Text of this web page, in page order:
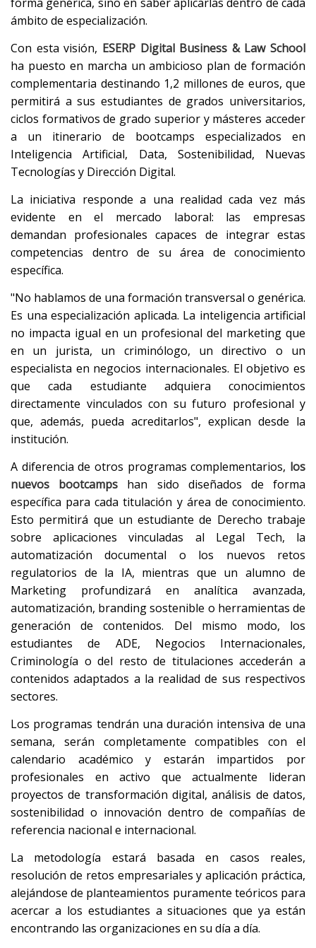
ámbito de especialización.
Con esta visión, ESERP Digital Business & Law School
ha puesto en marcha un ambicioso plan de formación
complementaria destinando 1,2 millones de euros, que
permitirá a sus estudiantes de grados universitarios,
ciclos formativos de grado superior y másteres acceder
a un itinerario de bootcamps especializados en
Inteligencia Artificial, Data, Sostenibilidad, Nuevas
Tecnologías y Dirección Digital.
La iniciativa responde a una realidad cada vez más
evidente en el mercado laboral: las empresas
demandan profesionales capaces de integrar estas
competencias dentro de su área de conocimiento
específica.
"No hablamos de una formación transversal o genérica.
Es una especialización aplicada. La inteligencia artificial
no impacta igual en un profesional del marketing que
en un jurista, un criminólogo, un directivo o un
especialista en negocios internacionales. El objetivo es
que cada estudiante adquiera conocimientos
directamente vinculados con su futuro profesional y
que, además, pueda acreditarlos", explican desde la
institución.
A diferencia de otros programas complementarios, los
nuevos bootcamps han sido diseñados de forma
específica para cada titulación y área de conocimiento.
Esto permitirá que un estudiante de Derecho trabaje
sobre aplicaciones vinculadas al Legal Tech, la
automatización documental o los nuevos retos
regulatorios de la IA, mientras que un alumno de
Marketing profundizará en analítica avanzada,
automatización, branding sostenible o herramientas de
generación de contenidos. Del mismo modo, los
estudiantes de ADE, Negocios Internacionales,
Criminología o del resto de titulaciones accederán a
contenidos adaptados a la realidad de sus respectivos
sectores.
Los programas tendrán una duración intensiva de una
semana, serán completamente compatibles con el
calendario académico y estarán impartidos por
profesionales en activo que actualmente lideran
proyectos de transformación digital, análisis de datos,
sostenibilidad o innovación dentro de compañías de
referencia nacional e internacional.
La metodología estará basada en casos reales,
resolución de retos empresariales y aplicación práctica,
alejándose de planteamientos puramente teóricos para
acercar a los estudiantes a situaciones que ya están
encontrando las organizaciones en su día a día.